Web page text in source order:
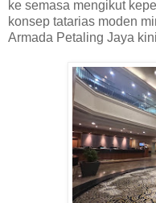
ke semasa mengikut
konsep tatarias moden
Armada Petaling Jaya